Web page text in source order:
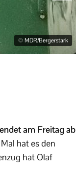
© MDR/Bergerstark
am Freitag ab
hat es den
hat Olaf